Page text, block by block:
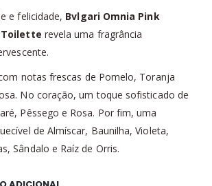
e felicidade, Bvlgari Omnia Pink
Toilette revela uma fragrância
notas frescas de Pomelo, Toranja
No coração, um toque sofisticado de
Pêssego e Rosa. Por fim, uma
de Almíscar, Baunilha, Violeta,
Sândalo e Raíz de Orris.